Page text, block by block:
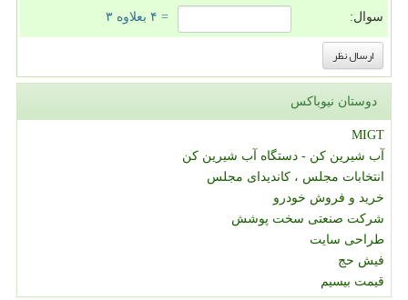
سوال: = ۴ بعلاوه ۳
دوستان نیوباکس
MIGT
آب شیرین کن - دستگاه آب شیرین کن
انتخابات مجلس ، کاندیدای مجلس
خرید و فروش خودرو
شرکت صنعتی سخت پوشش
طراحی سایت
فیش حج
قیمت بیسیم